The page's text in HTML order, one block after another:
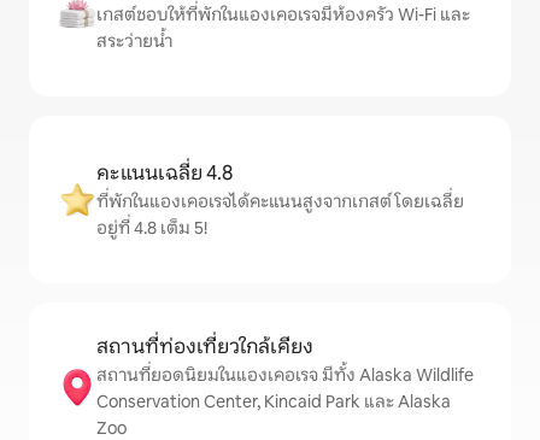
เกสต์ชอบให้ที่พักในแองเคอเรจมีห้องครัว Wi-Fi และ
สระว่ายน้ำ
คะแนนเฉลี่ย 4.8
ที่พักในแองเคอเรจได้คะแนนสูงจากเกสต์ โดยเฉลี่ย
อยู่ที่ 4.8 เต็ม 5!
สถานที่ท่องเที่ยวใกล้เคียง
สถานที่ยอดนิยมในแองเคอเรจ มีทั้ง Alaska Wildlife
Conservation Center, Kincaid Park และ Alaska
Zoo